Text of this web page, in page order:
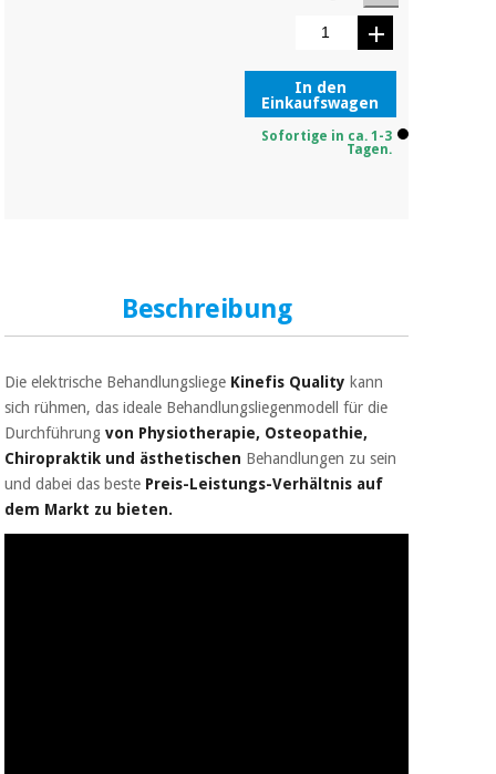
In den
Einkaufswagen
Sofortige in ca. 1-3
Tagen.
Beschreibung
Die elektrische Behandlungsliege Kinefis Quality kann
sich rühmen, das ideale Behandlungsliegenmodell für die
Durchführungvon Physiotherapie, Osteopathie,
Chiropraktik und ästhetischen Behandlungen zu sein
und dabei das beste Preis-Leistungs-Verhältnis auf
dem Markt zu bieten.